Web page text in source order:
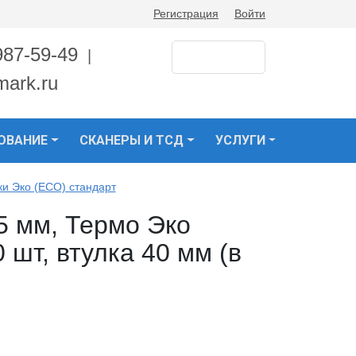
Регистрация Войти
59-49
СКАНЕРЫ И ТСД УСЛУГИ
Эко (ECO) стандарт
мм, Термо Эко
шт, втулка 40 мм (в